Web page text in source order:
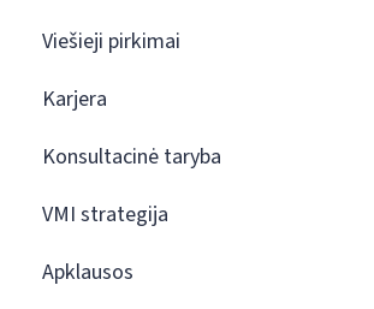
Viešieji pirkimai
Karjera
Konsultacinė taryba
VMI strategija
Apklausos